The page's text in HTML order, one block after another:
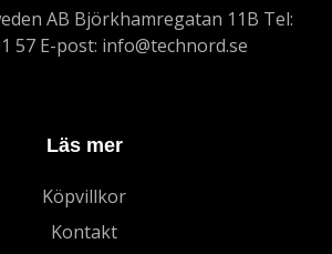
AB Björkhamregatan 11B Tel:
57 E-post: info@technord.se
Läs mer
Köpvillkor
Kontakt